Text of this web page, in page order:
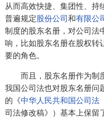
从而高效快捷、集团性、持
普遍规定股份公司 和有限公
制度的股东名册，对公司法
响，比如股东名册在股权转
要的角色。
而且，股东名册作为制度
我国公司法也对股东名册问
的《中华人民共和国公司法
司法修改稿》）基本上保留